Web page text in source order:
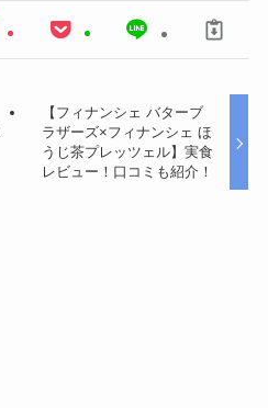
【フィナンシェ バターブ
ラザーズ×フィナンシェ ほ
うじ茶プレッツェル】実食
レビュー！口コミも紹介！